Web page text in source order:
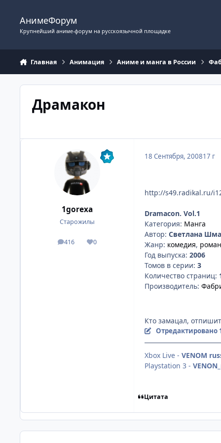
АнимеФорум
Крупнейший аниме-форум на русскоязычной площадке
Главная Анимация Аниме и манга в России
Драмакон
1gorexa
Старожилы
416
посты 0
Репутация
18 Сентября, 200817 г
http://s49.radikal.ru/
Dramacon. Vol.1
Категория: Манга
Автор: Светлана
Жанр: комедия,
Год выпуска: 2006
Томов в серии: 3
Количество страниц:
Производитель:
Кто замацал,
Отредактировано
Xbox Live - VENOM
Playstation 3 -
Цитата